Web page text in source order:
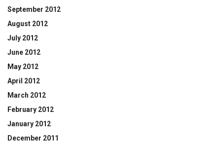
September 2012
August 2012
July 2012
June 2012
May 2012
April 2012
March 2012
February 2012
January 2012
December 2011